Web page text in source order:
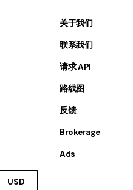
USD
关于我们
联系我们
请求 API
路线图
反馈
Brokerage
Ads